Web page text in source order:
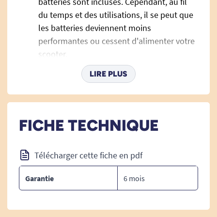
du temps et des utilisations, il se peut que
les batteries deviennent moins
performantes ou cessent d'alimenter votre
scooter.
Les batteries sont garanties 6 mois et leur
d'utilisation du scooter et de l'entretien des
CONSEILS D'ENTRETIEN DES
BATTERIES :
Lorsque vous chargez les batteries neuves
18 heures.
LIRE PLUS
FICHE TECHNIQUE
Télécharger cette fiche en pdf
Garantie 6 mois